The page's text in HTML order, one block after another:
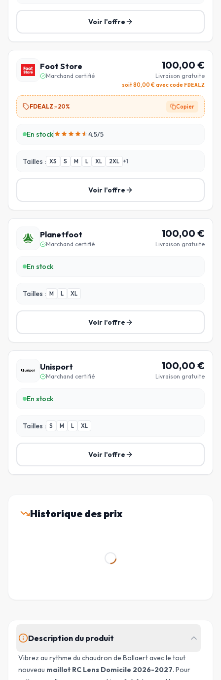
Voir l'offre
Foot Store
Marchand certifié
100,00 €
Livraison gratuite
soit80,00€ avec code FDEALZ
FDEALZ:-20% Copier
En stock 4.5/5
Tailles : XS S M L XL 2XL +1
Voir l'offre
Planetfoot
Marchand certifié
100,00 €
Livraison gratuite
En stock
Tailles : M L XL
Voir l'offre
Unisport
Marchand certifié
100,00 €
Livraison gratuite
En stock
Tailles : S M L XL
Voir l'offre
Historique des prix
Description du produit
Vibrez au rythme du chaudron de Bollaert avec le tout
nouveau maillot RC Lens Domicile 2026-2027. Pour